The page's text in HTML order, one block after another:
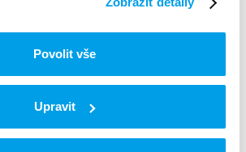
Povolit vše
Upravit
on the investment has
230 %. We are
appreciate the user-
and also the